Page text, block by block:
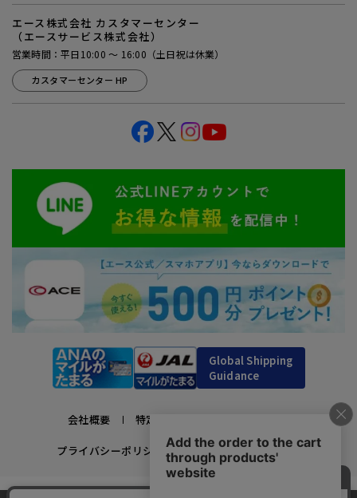
エース株式会社 カスタマーセンター
（エースサービス株式会社）
営業時間：平日10:00 ～ 16:00（土日祝は休業）
カスタマーセンター HP
Global Shipping
Guidance
会社概要 特定商取引法に基づく表示
プライバシーポリシー 利用規約 採用情報